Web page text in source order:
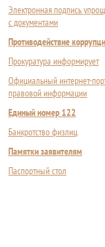
Электронная подпись
с документами
Противодействие
Прокуратура информирует
Официальный интернет-
правовой информации
Единый номер 122
Банкротство физлиц
Памятки заявителям
Паспортный стол